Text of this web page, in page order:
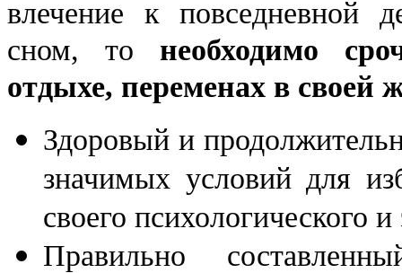
влечение к повседневной
сном, то необходимо
отдыхе, переменах в своей
Здоровый и
значимых условий для
своего психологического
Правильно